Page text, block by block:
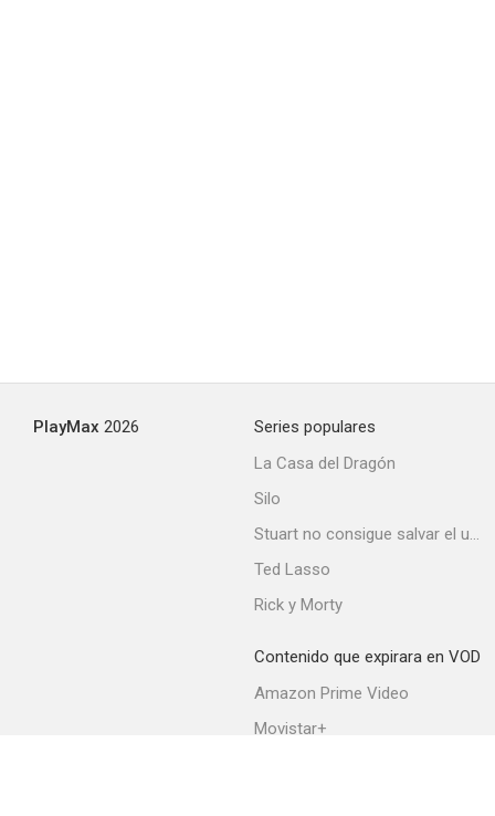
PlayMax 2026
Series populares
La Casa del Dragón
Silo
Stuart no consigue salvar el universo
Ted Lasso
Rick y Morty
Contenido que expirara en VOD
Amazon Prime Video
Movistar+